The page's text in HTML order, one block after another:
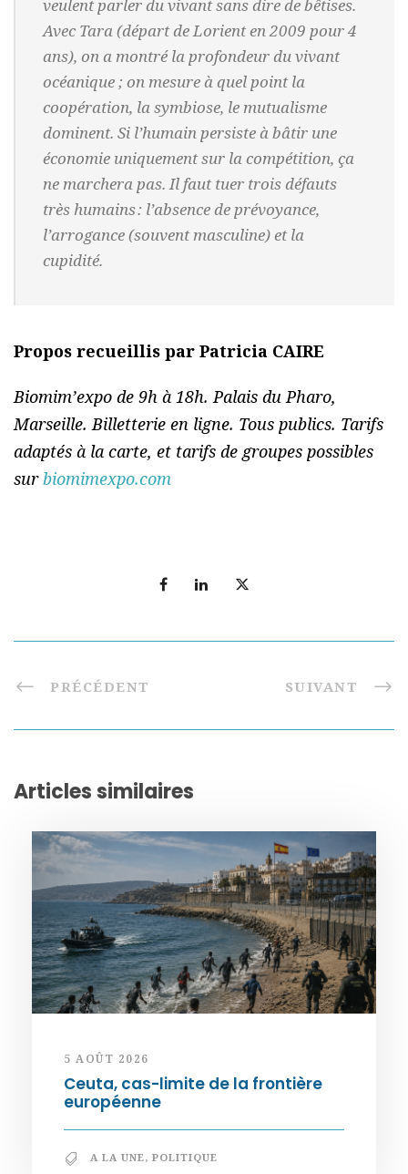
veulent parler du vivant sans dire de bêtises.
Avec Tara (départ de Lorient en 2009 pour 4
ans), on a montré la profondeur du vivant
océanique ; on mesure à quel point la
coopération, la symbiose, le mutualisme
dominent. Si l’humain persiste à bâtir une
économie uniquementsur la compétition, ça
ne marchera pas. Il faut tuer trois défauts
très humains : l’absence de prévoyance,
l’arrogance (souvent masculine) et la
cupidité.
Propos recueillis par Patricia CAIRE
Biomim’expo de 9h à 18h. Palais du Pharo,
Marseille. Billetterie en ligne. Tous publics. Tarifs
adaptés à la carte, et tarifs de groupes possibles
surbiomimexpo.com
PRÉCÉDENT SUIVANT
Articles similaires
5 AOÛT 2026
Ceuta, cas-limite de la frontière
européenne
A LA UNE, POLITIQUE